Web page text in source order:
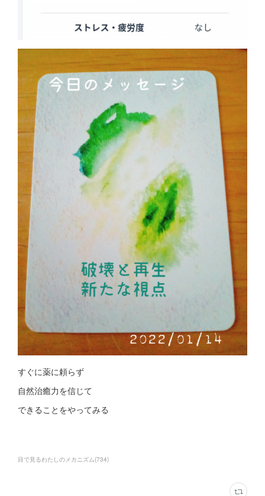
すぐに薬に頼らず
自然治癒力を信じて
できることをやってみる
目で見るわたしのメカニズム(734)